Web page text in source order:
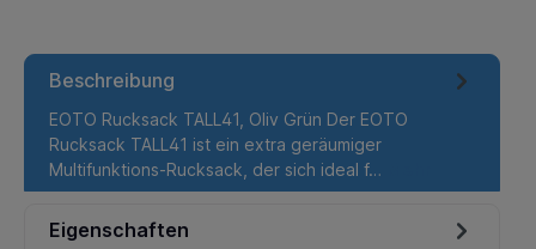
Beschreibung
EOTO Rucksack TALL41, Oliv Grün Der EOTO
Rucksack TALL41 ist ein extra geräumiger
Multifunktions-Rucksack, der sich ideal f…
Eigenschaften